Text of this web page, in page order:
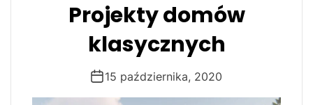
Projekty domów
klasycznych
15 października, 2020